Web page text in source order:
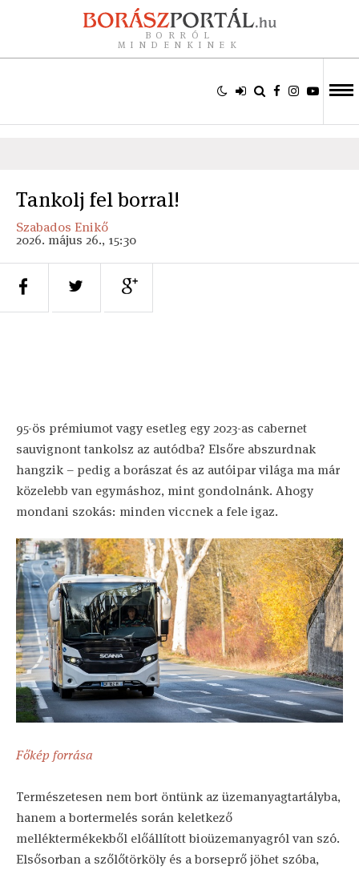
BORRÓL
MINDENKINEK
Tankolj fel borral!
Szabados Enikő
2026. május 26., 15:30
95-ös prémiumot vagy esetleg egy 2023-as cabernet
sauvignont tankolsz az autódba? Elsőre abszurdnak
hangzik – pedig a borászat és az autóipar világa ma már
közelebb van egymáshoz, mint gondolnánk. Ahogy
mondani szokás: minden viccnek a fele igaz.
Főkép forrása
Természetesen nem bort öntünk az üzemanyagtartályba,
hanem a bortermelés során keletkező
melléktermékekből előállított bioüzemanyagról van szó.
Elsősorban a szőlőtörköly és a borseprő jöhet szóba,